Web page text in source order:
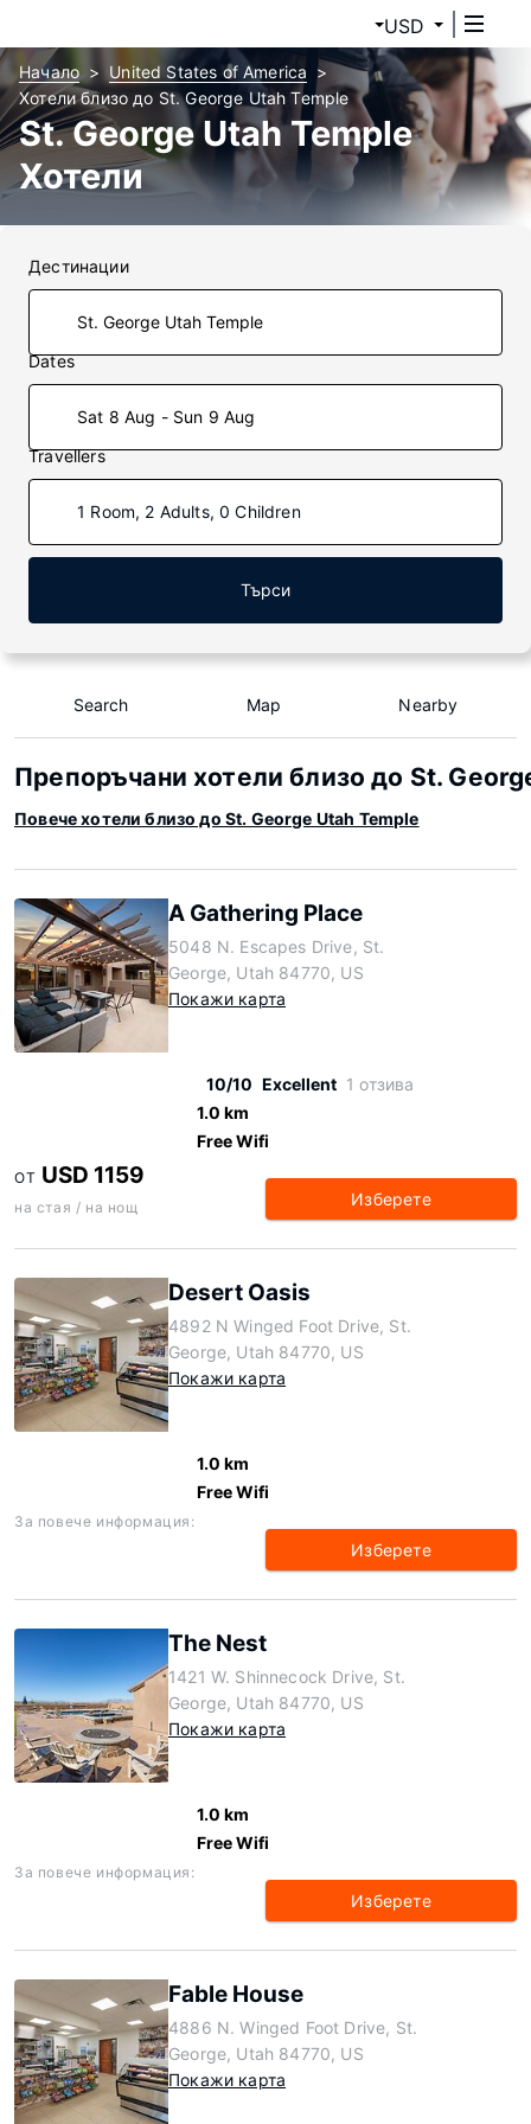
USD
Начало
United States of America
Хотели близо до St. George Utah Temple
St. George Utah Temple
Хотели
Дестинации
Dates
Sat 8 Aug - Sun 9 Aug
Travellers
1 Room, 2 Adults, 0 Children
Търси
Search Map Nearby
Препоръчани хотели близо до St.
Повече хотели близо до St. George Utah Temple
A Gathering Place
5048 N. Escapes Drive, St.
George, Utah 84770, US
Покажи карта
10/10 Excellent 1 отзива
1.0 km
Free Wifi
ОТ USD 1159
на стая / на нощ Изберете
Desert Oasis
4892 N Winged Foot Drive, St.
George, Utah 84770, US
Покажи карта
1.0 km
Free Wifi
За повече информация:
Изберете
The Nest
1421 W. Shinnecock Drive, St.
George, Utah 84770, US
Покажи карта
1.0 km
Free Wifi
За повече информация:
Изберете
Fable House
4886 N. Winged Foot Drive, St.
George, Utah 84770, US
Покажи карта